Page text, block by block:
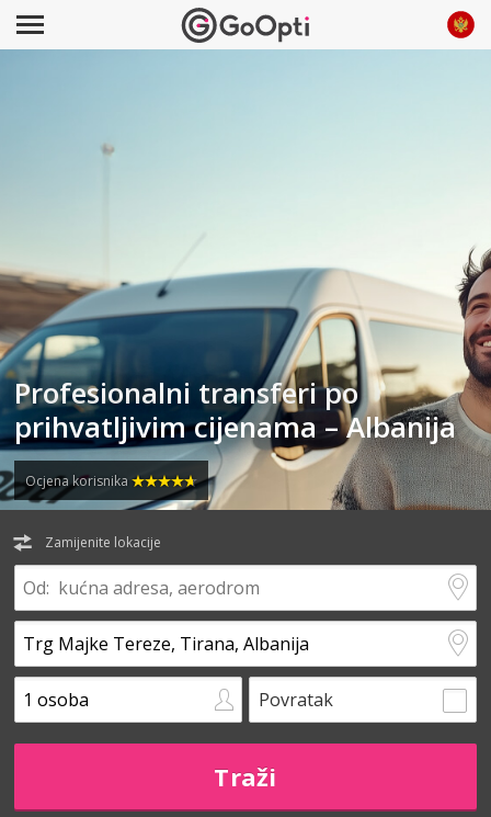
Profesionalni transferi po
prihvatljivim cijenama – Albanija
Ocjena korisnika
Zamijenite lokacije
Povratak